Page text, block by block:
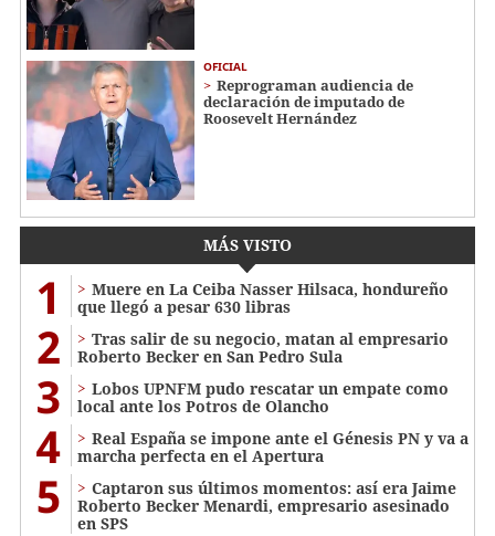
OFICIAL
Reprograman audiencia de
declaración de imputado de
Roosevelt Hernández
MÁS VISTO
1
Muere en La Ceiba Nasser Hilsaca, hondureño
que llegó a pesar 630 libras
2
Tras salir de su negocio, matan al empresario
Roberto Becker en San Pedro Sula
3
Lobos UPNFM pudo rescatar un empate como
local ante los Potros de Olancho
4
Real España se impone ante el Génesis PN y va a
marcha perfecta en el Apertura
5
Captaron sus últimos momentos: así era Jaime
Roberto Becker Menardi​​​, empresario asesinado
en SPS